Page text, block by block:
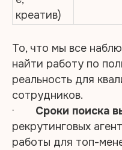
креатив)
То, что мы все
найти работу по
реальность для
сотрудников.
· Сроки поиска
рекрутинговых
работы для топ-